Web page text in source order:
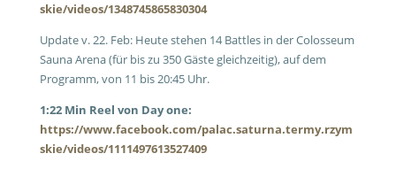
skie/videos/1348745865830304
Update v. 22. Feb: Heute stehen 14 Battles in der Colosseum
Sauna Arena (für bis zu 350 Gäste gleichzeitig), auf dem
Programm, von 11 bis 20:45 Uhr.
1:22 Min Reel von Day one:
https://www.facebook.com/palac.saturna.termy.rzym
skie/videos/1111497613527409